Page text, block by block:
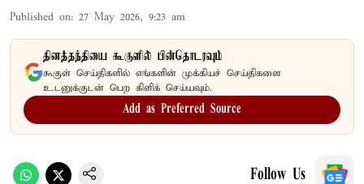
Published on: 27 May 2026, 9:23 am
தினத்தந்தியை கூகுளில் பின்தொடரவும்
கூகுள் செய்திகளில் எங்களின் முக்கியச் செய்திகளை
உடனுக்குடன் பெற கிளிக் செய்யவும்.
Add as Preferred Source
Follow Us